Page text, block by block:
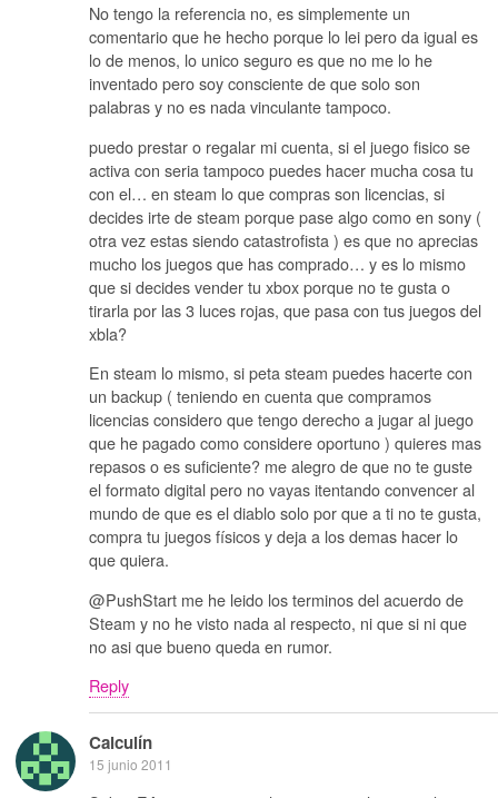
No tengo la referencia no, es simplemente un
comentario que he hecho porque lo lei pero da igual es
lo de menos, lo unico seguro es que no me lo he
inventado pero soy consciente de que solo son
palabras y no es nada vinculante tampoco.
puedo prestar o regalar mi cuenta, si el juego fisico se
activa con seria tampoco puedes hacer mucha cosa tu
con el… en steam lo que compras son licencias, si
decides irte de steam porque pase algo como en sony (
otra vez estas siendo catastrofista ) es que no aprecias
mucho los juegos que has comprado… y es lo mismo
que si decides vender tu xbox porque no te gusta o
tirarla por las 3 luces rojas, que pasa con tus juegos del
xbla?
En steam lo mismo, si peta steam puedes hacerte con
un backup ( teniendo en cuenta que compramos
licencias considero que tengo derecho a jugar al juego
que he pagado como considere oportuno ) quieres mas
repasos o es suficiente? me alegro de que no te guste
el formato digital pero no vayas itentando convencer al
mundo de que es el diablo solo por que a ti no te gusta,
compra tu juegos físicos y deja a los demas hacer lo
que quiera.
@PushStart me he leido los terminos del acuerdo de
Steam y no he visto nada al respecto, ni que si ni que
no asi que bueno queda en rumor.
Reply
Calculín
15 junio 2011